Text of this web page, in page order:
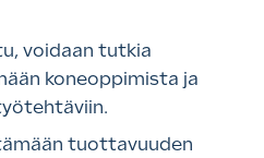
voidaan tutkia
koneoppimista ja
tuottavuuden